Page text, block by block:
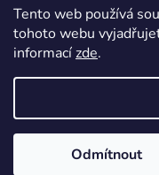
Tento web používá
tohoto webu
informacízde.
Odmítnout
Vložením e-mailu
osobních údajů
PŘIHLÁSIT